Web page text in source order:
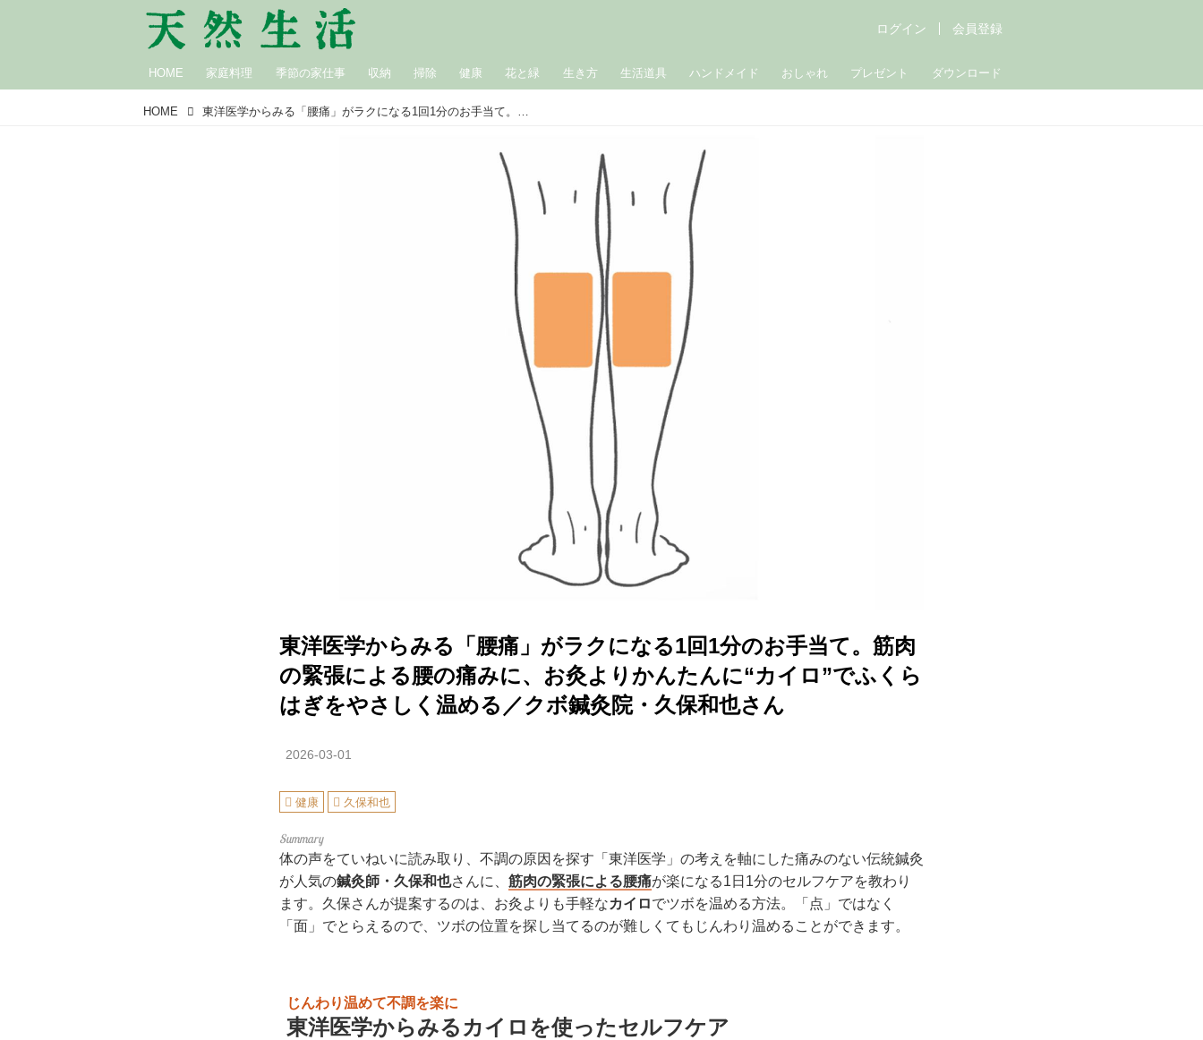
HOME 家庭料理 季節の家仕事 収納 掃除 健康 花と緑 生き方 生活道具 ハンドメイド おしゃれ プレゼント ダウンロード
ログイン 会員登録
HOME 東洋医学からみる「腰痛」がラクになる1回1分のお手当て。筋肉の緊張による腰の痛みに、お灸よりかんたんに“カイロ”でふくらはぎをやさしく温める／クボ鍼灸院・久保和也さん
東洋医学からみる「腰痛」がラクになる1回1分のお手当て。筋肉
の緊張による腰の痛みに、お灸よりかんたんに“カイロ”でふくら
はぎをやさしく温める／クボ鍼灸院・久保和也さん
2026-03-01
健康 久保和也
体の声をていねいに読み取り、不調の原因を探す「東洋医学」の考えを軸にした痛みのない伝統鍼灸
が人気の鍼灸師・久保和也さんに、 筋肉の緊張による腰痛が楽になる1日1分のセルフケアを教わり
ます。久保さんが提案するのは、お灸よりも手軽なカイロでツボを温める方法。「点」ではなく
「面」でとらえるので、ツボの位置を探し当てるのが難しくてもじんわり温めることができます。
じんわり温めて不調を楽に
東洋医学からみるカイロを使ったセルフケア